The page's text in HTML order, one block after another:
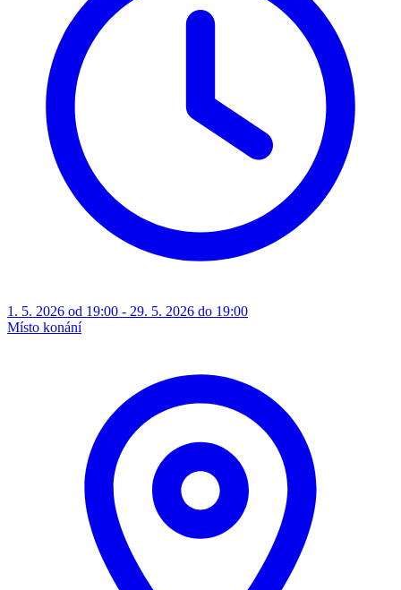
1. 5. 2026 od 19:00 - 29. 5. 2026 do 19:00
Místo konání